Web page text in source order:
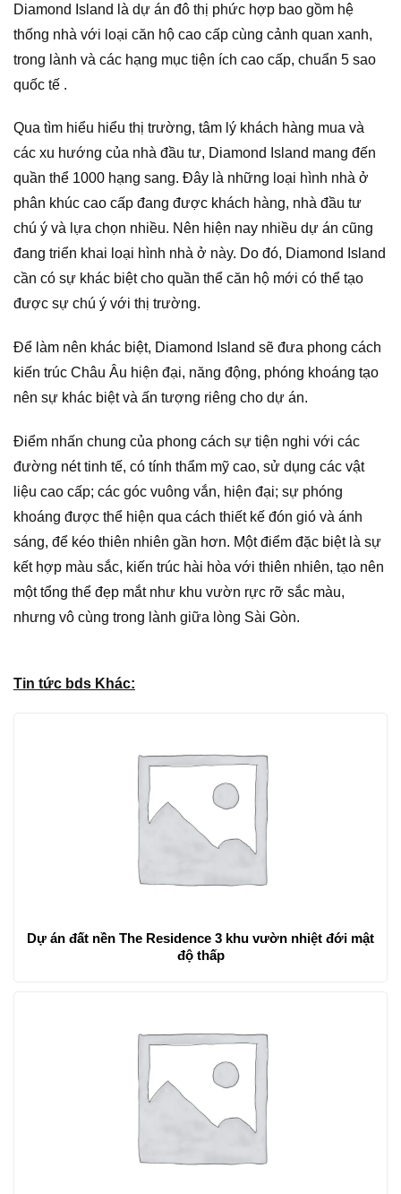
Diamond Island là dự án đô thị phức hợp bao gồm hệ
thống nhà với loại căn hộ cao cấp cùng cảnh quan xanh,
trong lành và các hạng mục tiện ích cao cấp, chuẩn 5 sao
quốc tế .
Qua tìm hiểu hiểu thị trường, tâm lý khách hàng mua và
các xu hướng của nhà đầu tư, Diamond Island mang đến
quần thể 1000 hạng sang. Đây là những loại hình nhà ở
phân khúc cao cấp đang được khách hàng, nhà đầu tư
chú ý và lựa chọn nhiều. Nên hiện nay nhiều dự án cũng
đang triển khai loại hình nhà ở này. Do đó, Diamond Island
cần có sự khác biệt cho quần thể căn hộ mới có thể tạo
được sự chú ý với thị trường.
Để làm nên khác biệt, Diamond Island sẽ đưa phong cách
kiến trúc Châu Âu hiện đại, năng động, phóng khoáng tạo
nên sự khác biệt và ấn tượng riêng cho dự án.
Điểm nhấn chung của phong cách sự tiện nghi với các
đường nét tinh tế, có tính thẩm mỹ cao, sử dụng các vật
liệu cao cấp; các góc vuông vắn, hiện đại; sự phóng
khoáng được thể hiện qua cách thiết kế đón gió và ánh
sáng, để kéo thiên nhiên gần hơn. Một điểm đặc biệt là sự
kết hợp màu sắc, kiến trúc hài hòa với thiên nhiên, tạo nên
một tổng thể đẹp mắt như khu vườn rực rỡ sắc màu,
nhưng vô cùng trong lành giữa lòng Sài Gòn.
Tin tức bds Khác:
Dự án đất nền The Residence 3 khu vườn nhiệt đới mật
độ thấp